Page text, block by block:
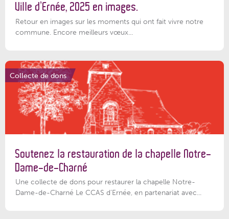
Ville d’Ernée, 2025 en images.
Retour en images sur les moments qui ont fait vivre notre
commune. Encore meilleurs vœux...
Collecte de dons
Soutenez la restauration de la chapelle Notre-
Dame-de-Charné
Une collecte de dons pour restaurer la chapelle Notre-
Dame-de-Charné Le CCAS d’Ernée, en partenariat avec...